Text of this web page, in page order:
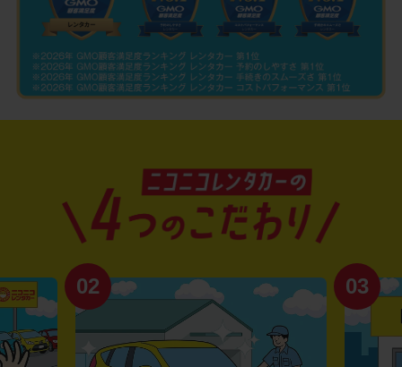
02 03